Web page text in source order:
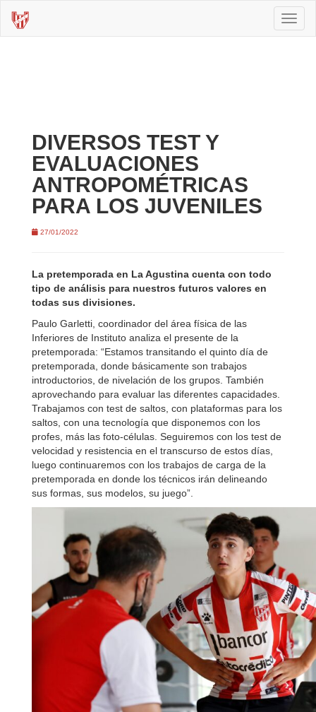
DIVERSOS TEST Y
EVALUACIONES
ANTROPOMÉTRICAS
PARA LOS JUVENILES
27/01/2022
La pretemporada en La Agustina cuenta con todo
tipo de análisis para nuestros futuros valores en
todas sus divisiones.
Paulo Garletti, coordinador del área física de las
Inferiores de Instituto analiza el presente de la
pretemporada: “Estamos transitando el quinto día de
pretemporada, donde básicamente son trabajos
introductorios, de nivelación de los grupos. También
aprovechando para evaluar las diferentes capacidades.
Trabajamos con test de saltos, con plataformas para los
saltos, con una tecnología que disponemos con los
profes, más las foto-células. Seguiremos con los test de
velocidad y resistencia en el transcurso de estos días,
luego continuaremos con los trabajos de carga de la
pretemporada en donde los técnicos irán delineando
sus formas, sus modelos, su juego”.